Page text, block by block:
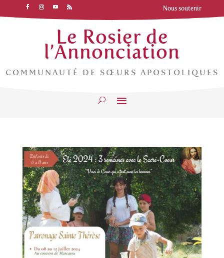
Nous soutenir
Le Rosier de
l’Annonciation
COMMUNAUTÉ DE SŒURS APOSTOLIQUES